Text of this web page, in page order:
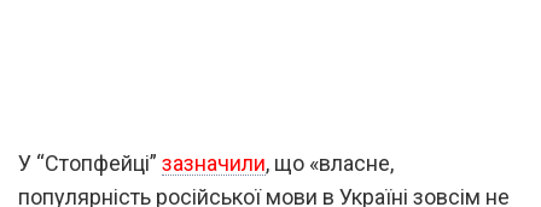
У “Стопфейці” зазначили, що «власне,
популярність російської мови в Україні зовсім не